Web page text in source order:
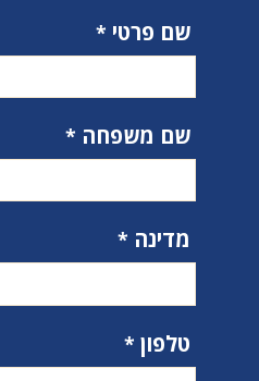
שם פרטי
שם משפחה
מדינה
טלפון